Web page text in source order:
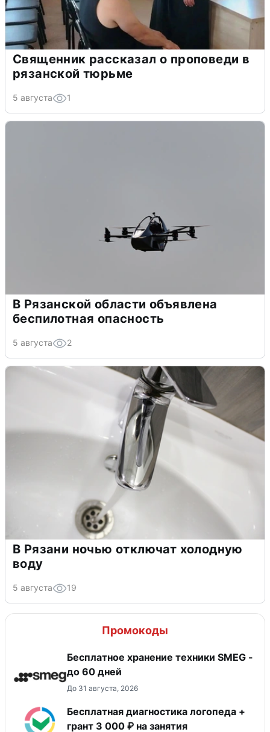
Священник рассказал о проповеди в
рязанской тюрьме
5 августа 1
В Рязанской области объявлена
беспилотная опасность
5 августа 2
В Рязани ночью отключат холодную
воду
5 августа 19
Промокоды
Бесплатное хранение техники SMEG -
до 60 дней
До 31 августа, 2026
Бесплатная диагностика логопеда +
грант 3 000 ₽ на занятия